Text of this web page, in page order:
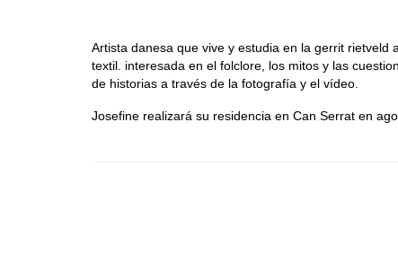
Artista danesa que vive y estudia en la gerrit
textil. interesada en el folclore, los mitos y las
de historias a través de la fotografía y el vídeo.
Josefine realizará su residencia en Can Serrat en